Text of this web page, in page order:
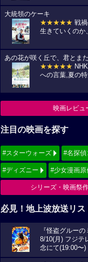
大統領のケーキ
★★★★★ 戦
生きていくのか
あの花が咲く丘で、君とま
★★★★★
への言葉,夏の
映画レビュ
注目の映画を探す
#スターウォーズ #名探偵
#ディズニー #少女漫画
シリーズ・映画祭
必見！地上波放送リス
『怪盗グルーの
8/10(月) フジテ
念にて(19:00〜)